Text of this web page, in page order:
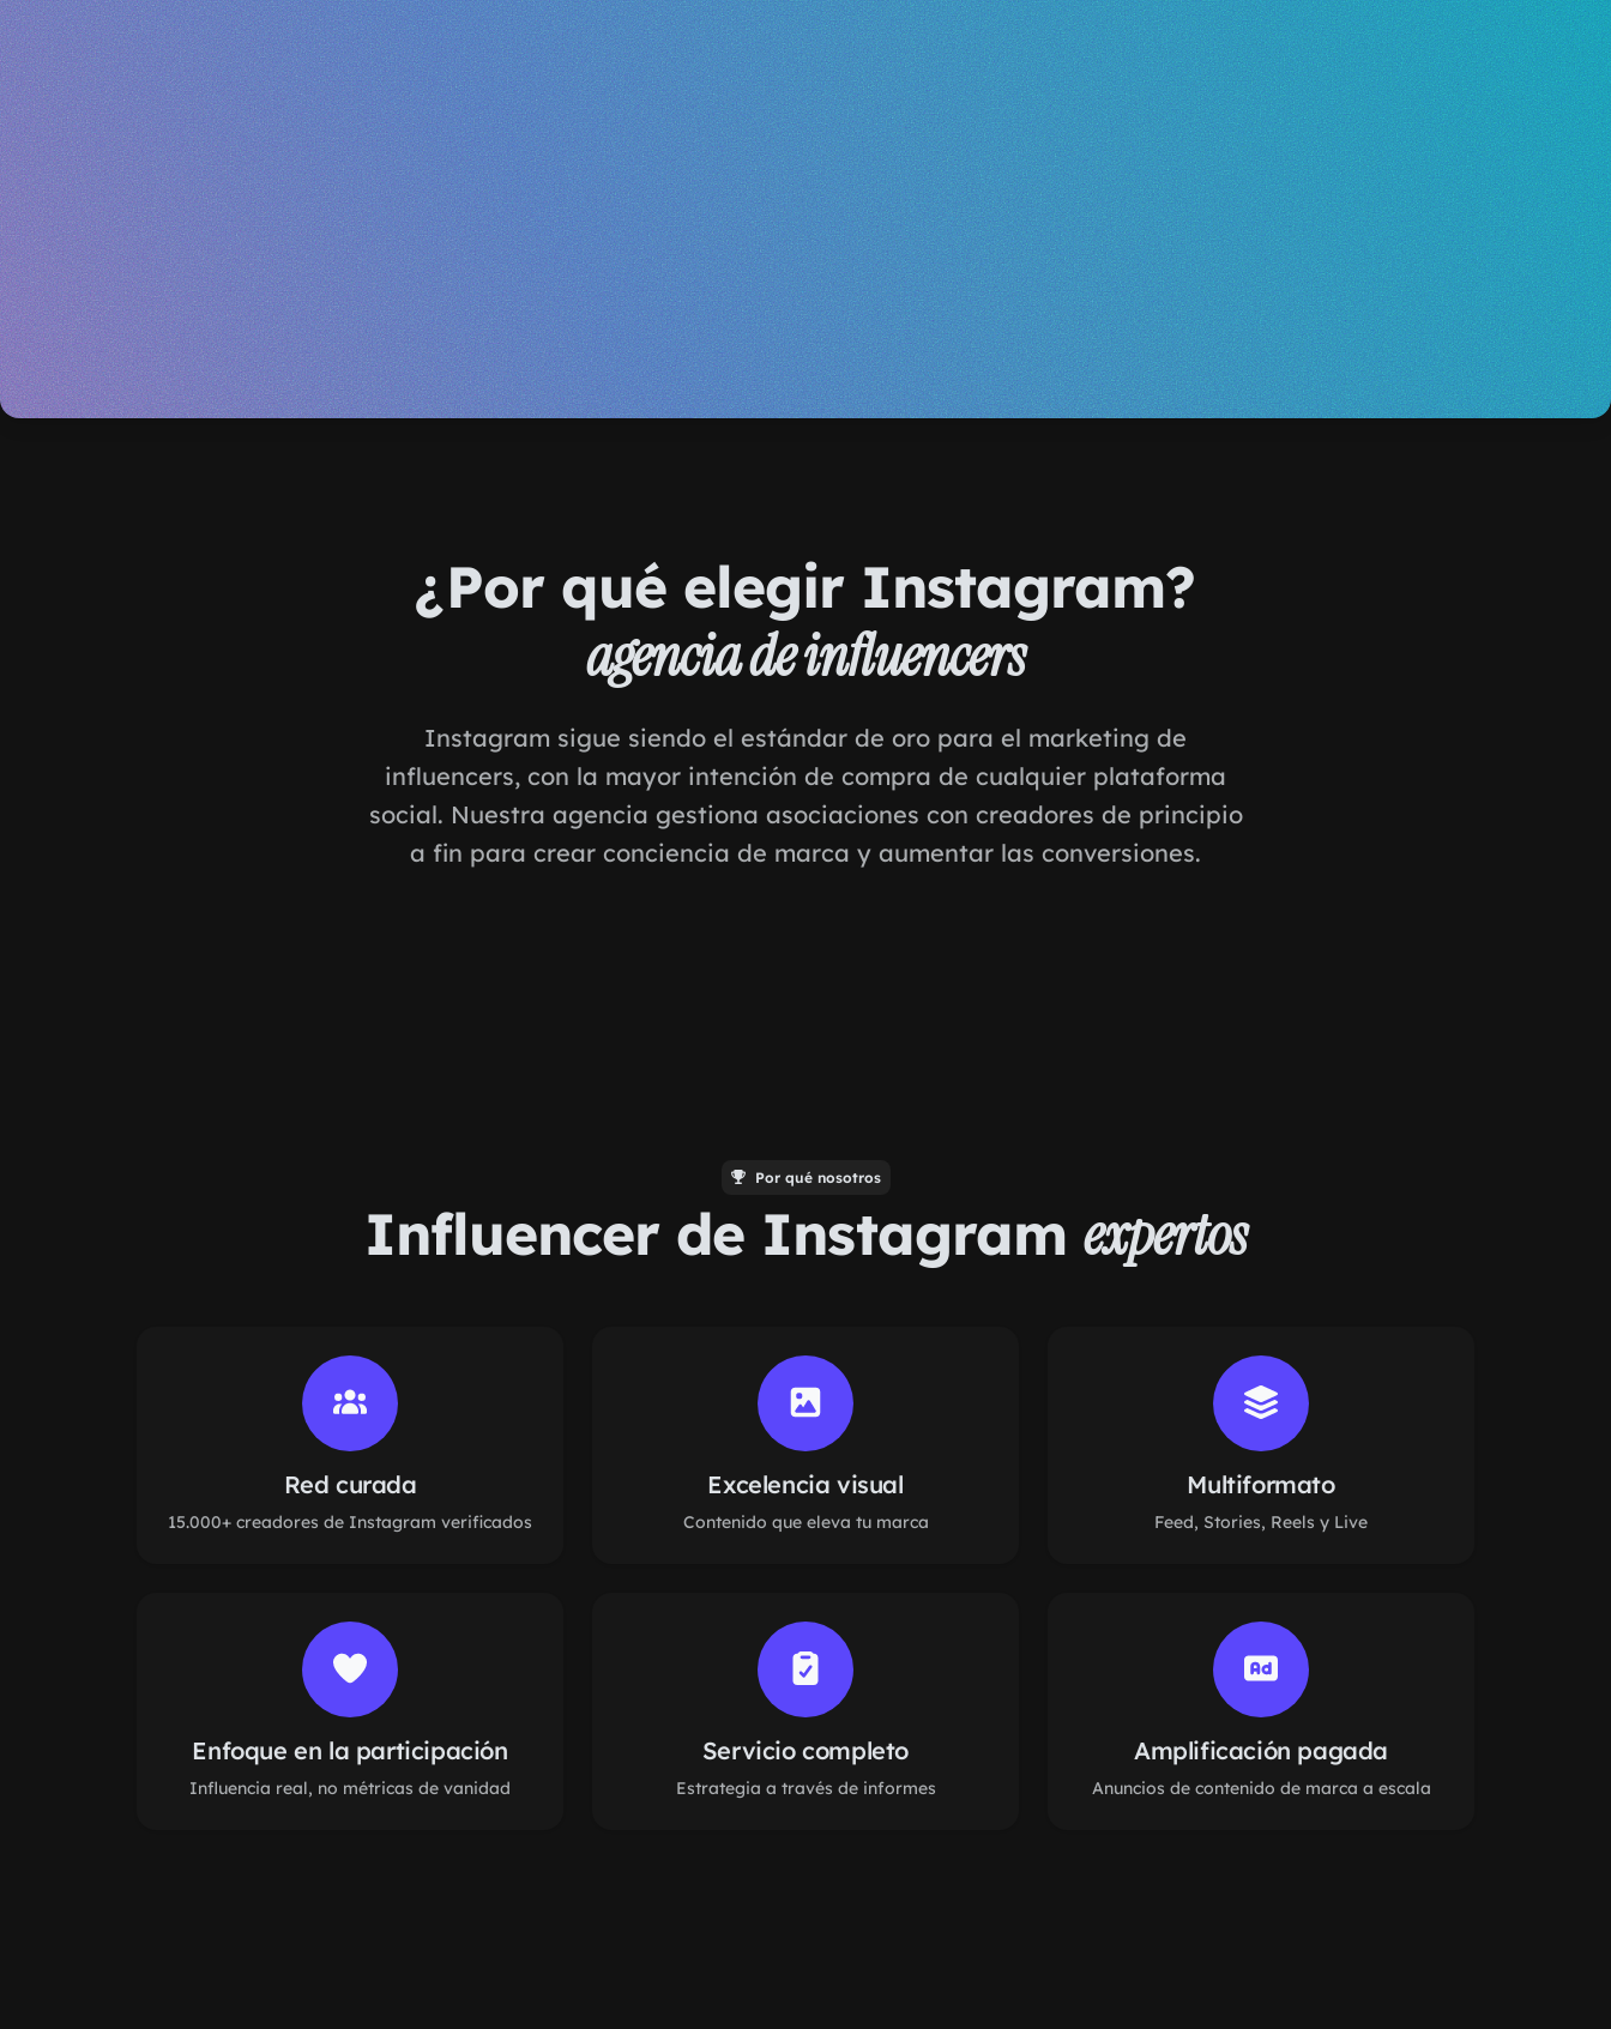
¿Por qué elegir Instagram?
agencia de influencers
Instagram sigue siendo el estándar de oro para el marketing de
influencers, con la mayor intención de compra de cualquier plataforma
social. Nuestra agencia gestiona asociaciones con creadores de principio
a fin para crear conciencia de marca y aumentar las conversiones.
Por qué nosotros
Influencer de Instagram expertos
Red curada
15.000+ creadores de Instagram verificados
Excelencia visual
Contenido que eleva tu marca
Multiformato
Feed, Stories, Reels y Live
Enfoque en la participación
Influencia real, no métricas de vanidad
Servicio completo
Estrategia a través de informes
Amplificación pagada
Anuncios de contenido de marca a escala